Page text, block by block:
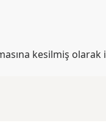
kesilmiş